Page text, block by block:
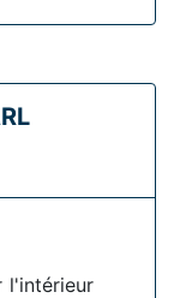
l'intérieur